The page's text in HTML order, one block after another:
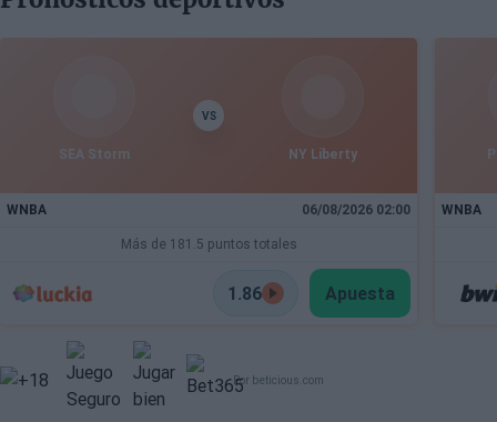
SEA Storm
VS
NY Liberty
WNBA 06/08/2026 02:00
Más de 181.5 puntos totales
1.86 Apuesta
WNBA
Por beticious.com